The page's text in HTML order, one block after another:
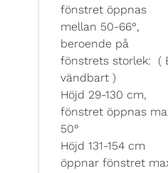
fönstret öppnas
mellan 50-66°,
beroende på
fönstrets storlek: (
vändbart )
Höjd 29-130 cm,
fönstret öppnas
50°
Höjd 131-154 cm
öppnar fönstret